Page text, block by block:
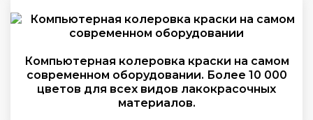
Компьютерная колеровка краски на самом
современном оборудовании. Более 10 000
цветов для всех видов лакокрасочных
материалов.